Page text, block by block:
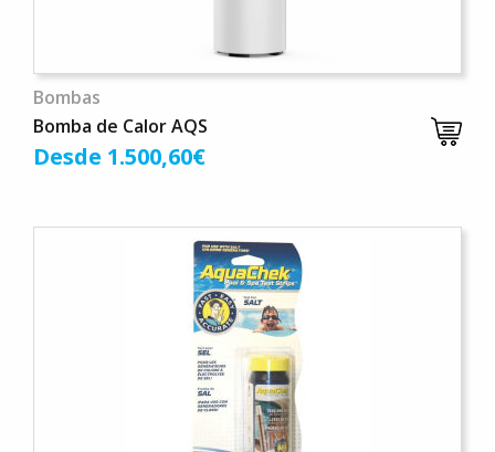
Bombas
Bomba de Calor AQS
Desde 1.500,60€